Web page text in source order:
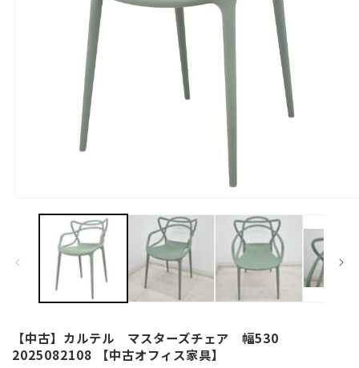
で
(1)
を
開
【中古】カルテル マスターズチェア 幅530
2025082108 【中古オフィス家具】